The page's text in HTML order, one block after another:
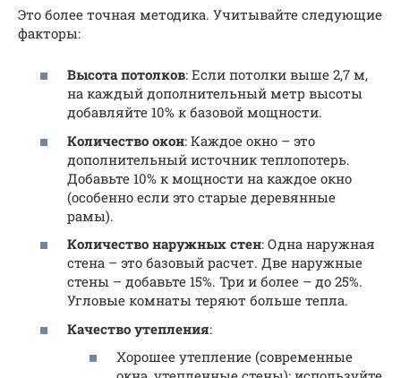
Это более точная методика. Учитывайте следующие
факторы:
Высота потолков: Если потолки выше 2,7 м,
на каждый дополнительный метр высоты
добавляйте 10% к базовой мощности.
Количество окон: Каждое окно – это
дополнительный источник теплопотерь.
Добавьте 10% к мощности на каждое окно
(особенно если это старые деревянные
рамы).
Количество наружных стен: Одна наружная
стена – это базовый расчет. Две наружные
стены – добавьте 15%. Три и более – до 25%.
Угловые комнаты теряют больше тепла.
Качество утепления:
Хорошее утепление (современные